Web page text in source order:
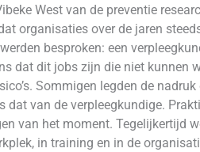
West van de preventie
organisaties over de jaren
besproken: een
dat dit jobs zijn die niet kunnen
Sommigen legden de
dat van de verpleegkundige.
van het moment. Tegelijkertijd
in training en in de